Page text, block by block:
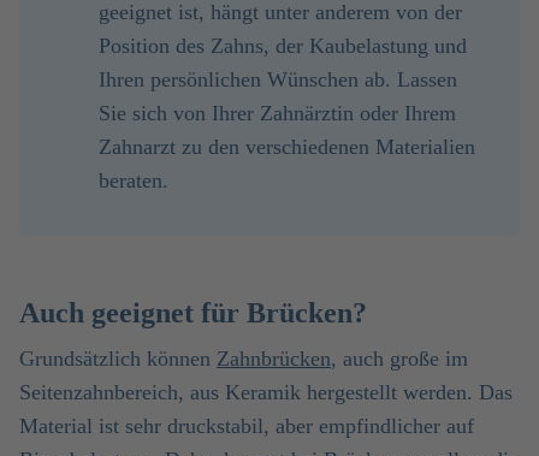
geeignet ist, hängt unter anderem von der
Position des Zahns, der Kaubelastung und
Ihren persönlichen Wünschen ab. Lassen
Sie sich von Ihrer Zahnärztin oder Ihrem
Zahnarzt zu den verschiedenen Materialien
beraten.
Auch geeignet für Brücken?
Grundsätzlich können Zahnbrücken, auch große im
Seitenzahnbereich, aus Keramik hergestellt werden. Das
Material ist sehr druckstabil, aber empfindlicher auf